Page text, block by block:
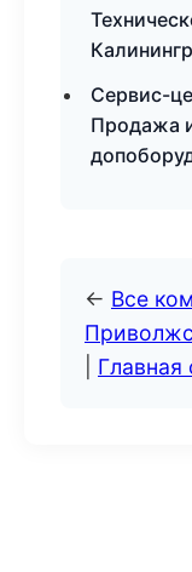
Сервис-
Продажа
← Все
Главная